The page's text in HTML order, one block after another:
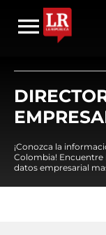
¡Conozca la
Colombia! Encuentre
datos empresarial